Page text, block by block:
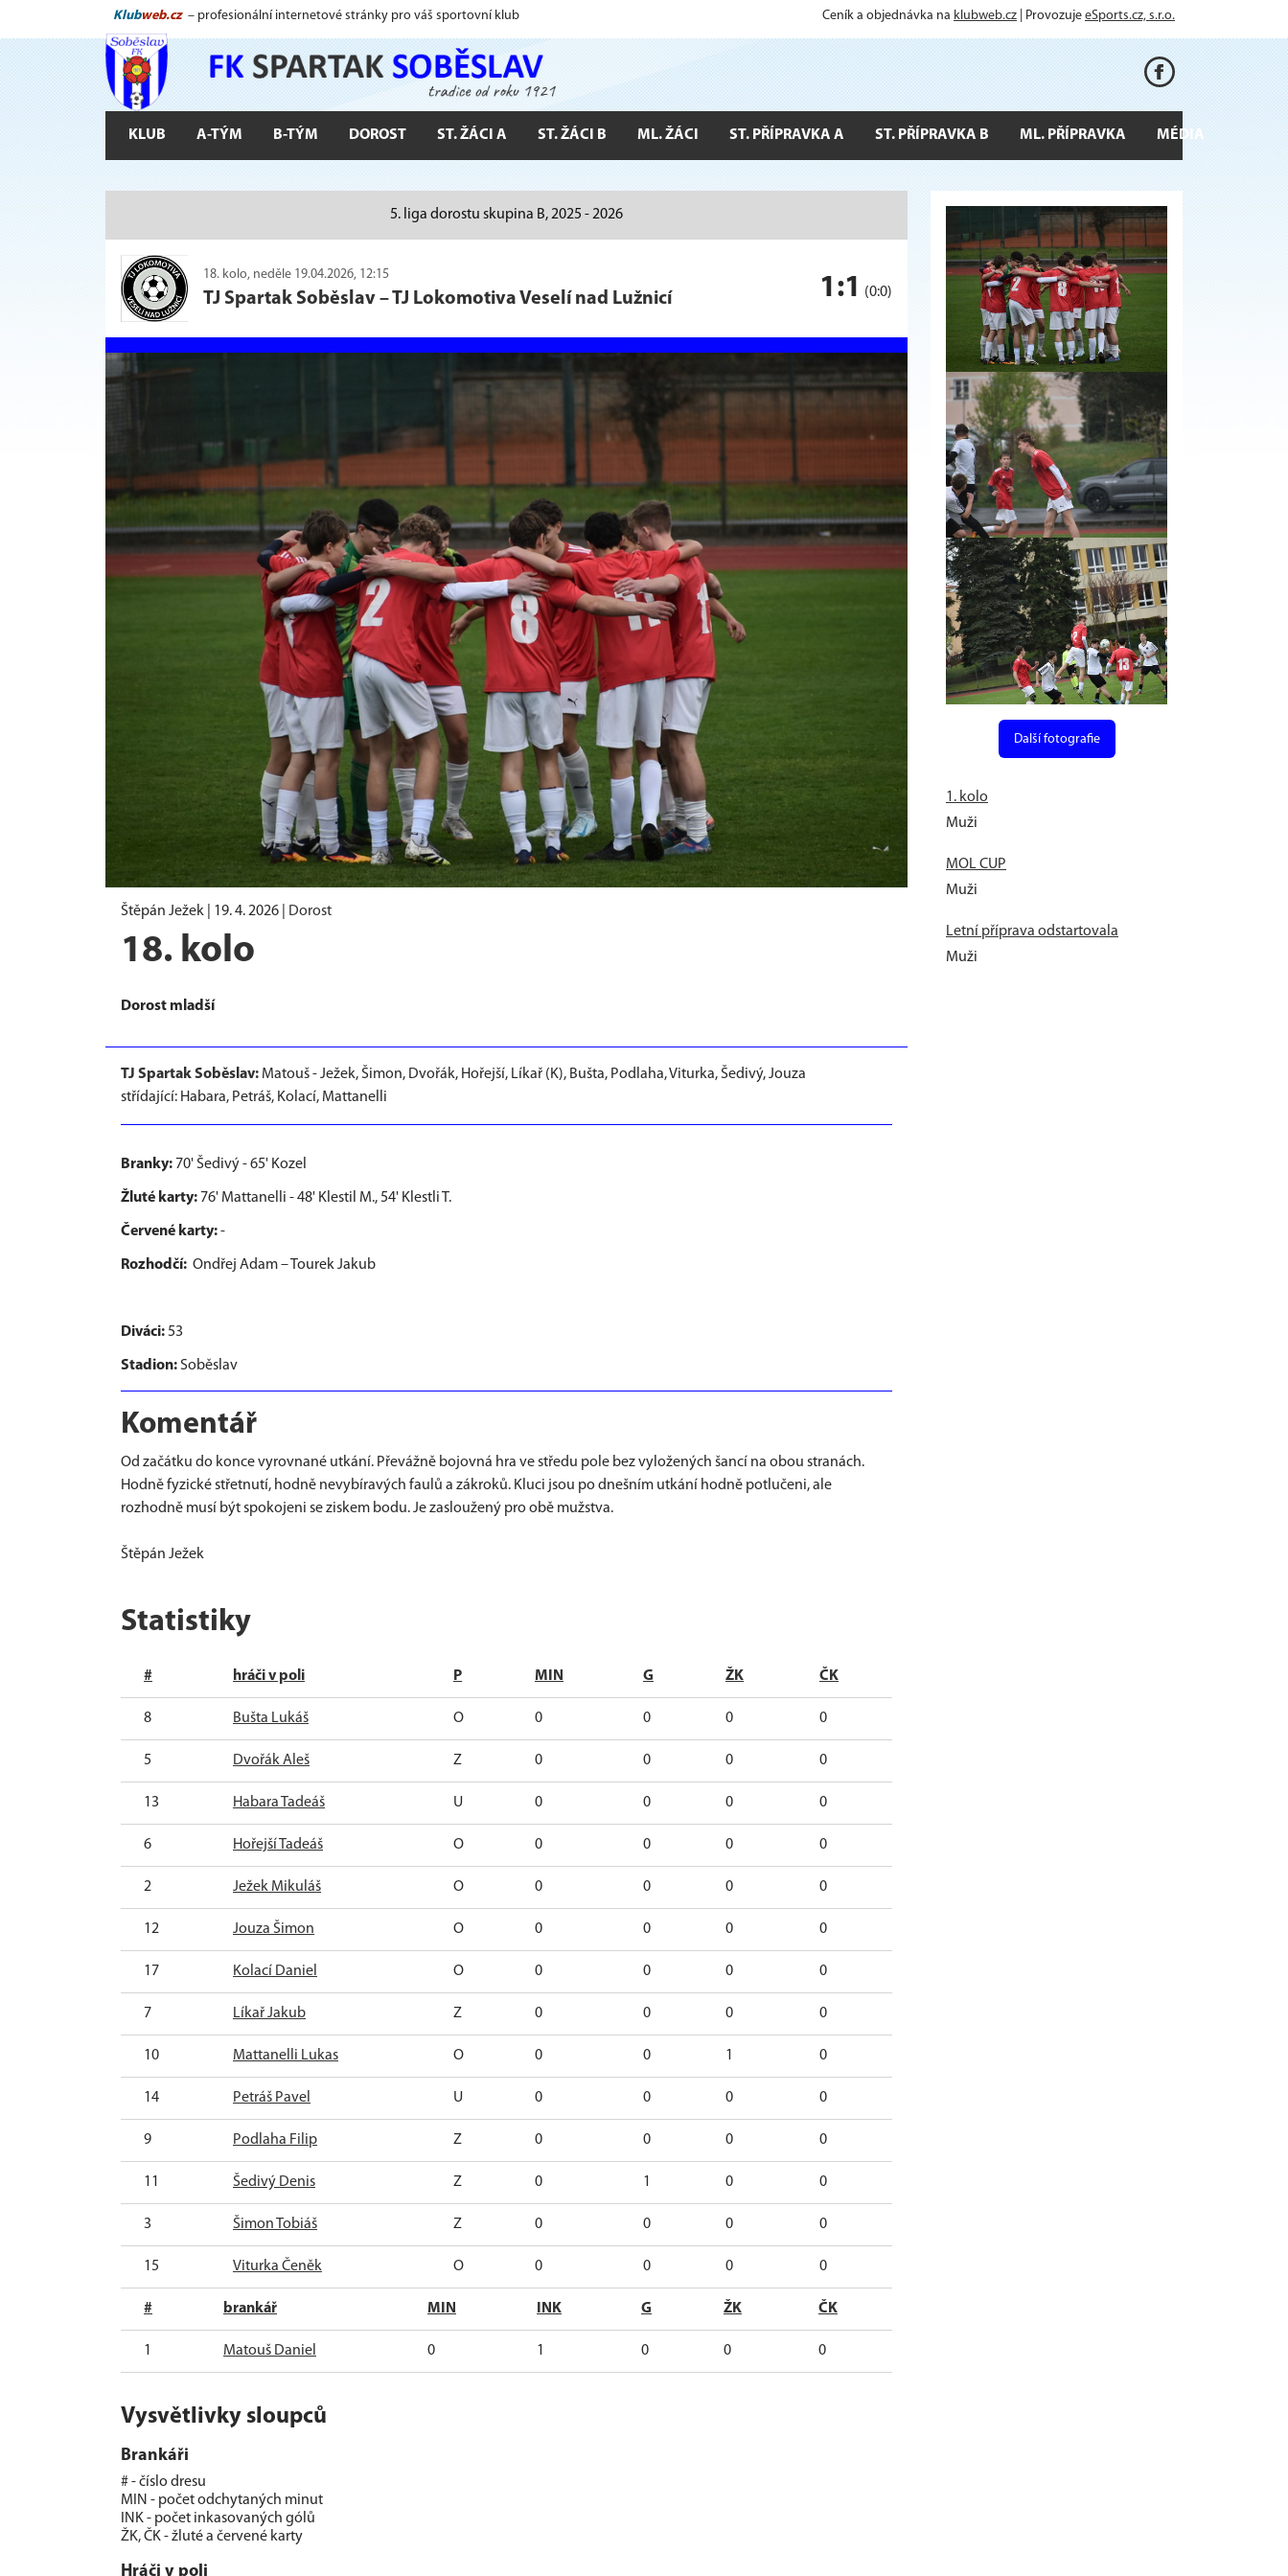
Klubweb.cz – profesionální internetové stránky pro váš sportovní klub Ceník a objednávka na klubweb.cz | Provozuje eSports.cz, s.r.o.
KLUB A-TÝM B-TÝM DOROST ST. ŽÁCI A ST. ŽÁCI B ML. ŽÁCI ST. PŘÍPRAVKA A ST. PŘÍPRAVKA B ML. PŘÍPRAVKA MÉDIA
5. liga dorostu skupina B, 2025 - 2026
18. kolo, neděle 19.04.2026, 12:15
TJ Spartak Soběslav –TJ Lokomotiva Veselí nad Lužnicí 1:1 (0:0)
Štěpán Ježek | 19. 4. 2026 Dorost
18. kolo
Dorost mladší
TJ Spartak Soběslav: Matouš - Ježek, Šimon, Dvořák, Hořejší, Líkař (K), Bušta, Podlaha, Viturka, Šedivý, Jouza
střídající: Habara, Petráš, Kolací, Mattanelli
Branky: 70' Šedivý - 65' Kozel
Žluté karty: 76' Mattanelli - 48' Klestil M., 54' Klestli T.
Červené karty:-
Rozhodčí: Ondřej Adam – Tourek Jakub
Diváci:53
Stadion: Soběslav
Komentář
Od začátku do konce vyrovnané utkání. Převážně bojovná hra ve středu pole bez vyložených šancí na obou stranách.
Hodně fyzické střetnutí, hodně nevybíravých faulů a zákroků. Kluci jsou po dnešním utkání hodně potlučeni, ale
rozhodně musí být spokojeni se ziskem bodu. Je zasloužený pro obě mužstva.
Štěpán Ježek
Statistiky
# hráči v poli P MIN G ŽK ČK
8 Bušta Lukáš O 0 0 0 0
5 Dvořák Aleš Z 0 0 0 0
13 Habara Tadeáš U 0 0 0 0
6 Hořejší Tadeáš O 0 0 0 0
2 Ježek Mikuláš O 0 0 0 0
12 Jouza Šimon O 0 0 0 0
17 Kolací Daniel O 0 0 0 0
7 Líkař Jakub Z 0 0 0 0
10 Mattanelli Lukas O 0 0 1 0
14 Petráš Pavel U 0 0 0 0
9 Podlaha Filip Z 0 0 0 0
11 Šedivý Denis Z 0 1 0 0
3 Šimon Tobiáš Z 0 0 0 0
15 Viturka Čeněk O 0 0 0 0
# brankář MIN INK G ŽK ČK
1 Matouš Daniel 0 1 0 0 0
Vysvětlivky sloupců
Brankáři
# - číslo dresu
MIN - počet odchytaných minut
INK - počet inkasovaných gólů
ŽK, ČK - žluté a červené karty
Hráči v poli
Další fotografie
1. kolo
Muži
MOL CUP
Muži
Letní příprava odstartovala
Muži